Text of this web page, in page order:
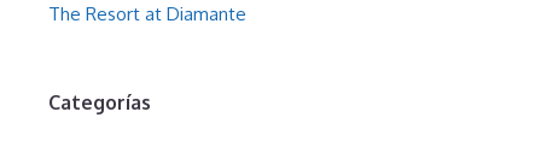
The Resort at Diamante
Categorías